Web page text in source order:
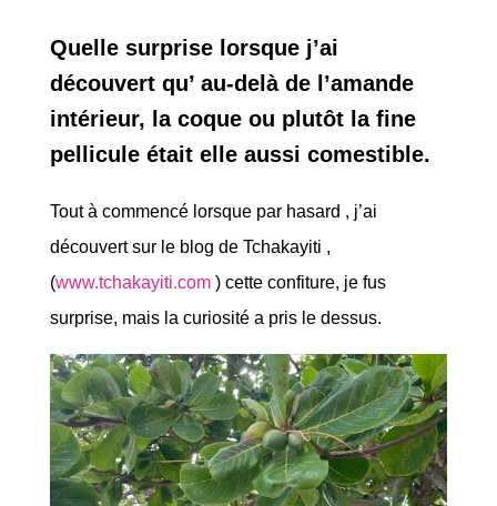
Quelle surprise lorsque j’ai
découvert qu’ au-delà de l’amande
intérieur, la coque ou plutôt la fine
pellicule était elle aussi comestible.
Tout à commencé lorsque par hasard , j’ai
découvert sur le blog de Tchakayiti ,
(www.tchakayiti.com) cette confiture, je fus
surprise, mais la curiosité a pris le dessus.